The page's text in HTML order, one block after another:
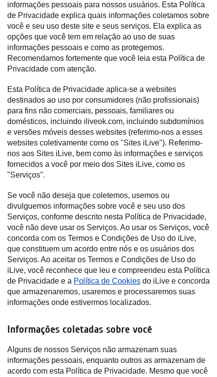
informações pessoais para nossos usuários. Esta Política
de Privacidade explica quais informações coletamos sobre
você e seu uso deste site e seus serviços. Ela explica as
opções que você tem em relação ao uso de suas
informações pessoais e como as protegemos.
Recomendamos fortemente que você leia esta Política de
Privacidade com atenção.
Esta Política de Privacidade aplica-se a websites
destinados ao uso por consumidores (não profissionais)
para fins não comerciais, pessoais, familiares ou
domésticos, incluindo iliveok.com, incluindo subdomínios
e versões móveis desses websites (referimo-nos a esses
websites coletivamente como os "Sites iLive"). Referimo-
nos aos Sites iLive, bem como às informações e serviços
fornecidos a você por meio dos Sites iLive, como os
"Serviços".
Se você não deseja que coletemos, usemos ou
divulguemos informações sobre você e seu uso dos
Serviços, conforme descrito nesta Política de Privacidade,
você não deve usar os Serviços. Ao usar os Serviços, você
concorda com os Termos e Condições de Uso do iLive,
que constituem um acordo entre nós e os usuários dos
Serviços. Ao aceitar os Termos e Condições de Uso do
iLive, você reconhece que leu e compreendeu esta Política
de Privacidade e a Política de Cookies do iLive e concorda
que armazenaremos, usaremos e processaremos suas
informações onde estivermos localizados.
Informações coletadas sobre você
Alguns de nossos Serviços não armazenam suas
informações pessoais, enquanto outros as armazenam de
acordo com esta Política de Privacidade. Mesmo que você